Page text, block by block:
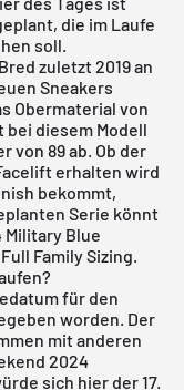
die im Laufe
soll.
zuletzt 2019 an
Sneakers
Obermaterial von
bei diesem Modell
von 89 ab. Ob der
erhalten wird
bekommt,
Serie könnt
Military Blue
Family Sizing.
für den
worden. Der
mit anderen
2024
sich hier der 17.